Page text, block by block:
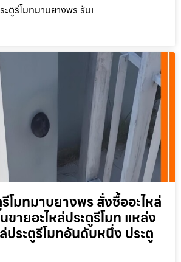
ตูรีโมทมาบยางพร รับเ
โมทมาบยางพร สั่งซื้ออะไหล่
ขายอะไหล่ประตูรีโมท แหล่ง
ประตูรีโมทอันดับหนึ่ง ประตู